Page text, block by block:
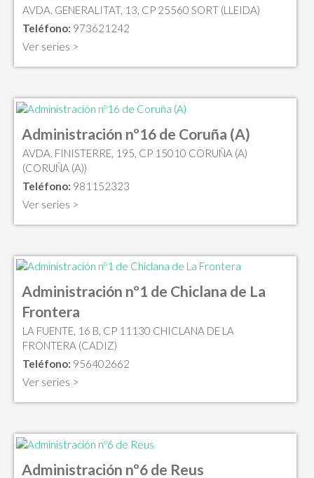
AVDA. GENERALITAT, 13, CP 25560 SORT (LLEIDA)
Teléfono: 973621242
Ver series >
Administración nº16 de Coruña (A)
AVDA. FINISTERRE, 195, CP 15010 CORUÑA (A)
(CORUÑA (A))
Teléfono: 981152323
Ver series >
Administración nº1 de Chiclana de La
Frontera
LA FUENTE, 16 B, CP 11130 CHICLANA DE LA
FRONTERA (CADIZ)
Teléfono: 956402662
Ver series >
Administración nº6 de Reus